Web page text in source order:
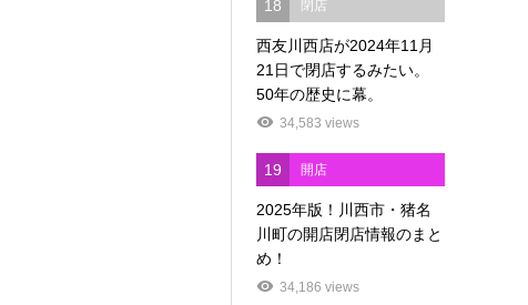
18 閉店
西友川西店が2024年11月
21日で閉店するみたい。
50年の歴史に幕。
34,583 views
19 開店
2025年版！川西市・猪名
川町の開店閉店情報のまと
め！
34,186 views